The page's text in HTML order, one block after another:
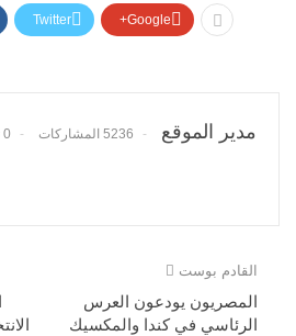
Twitter Google+
مدير الموقع 5236 المشاركات 0 تعليقات
القادم بوست
المصريون يودعون العرس
الرئاسي في كندا والمكسيك